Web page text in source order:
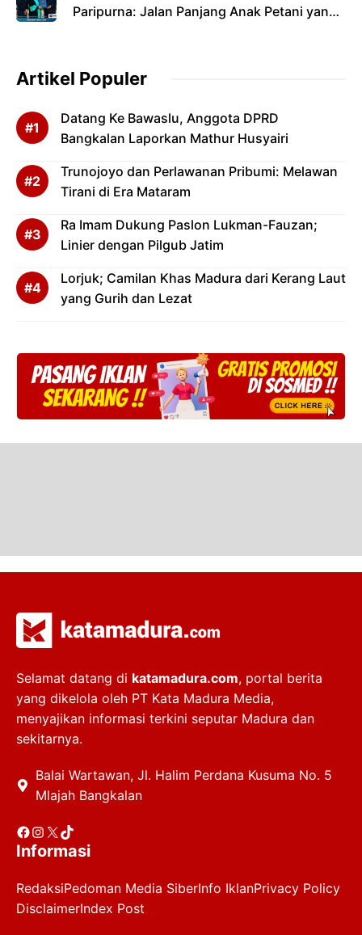
Paripurna: Jalan Panjang Anak Petani yang
Artikel Populer
Datang Ke Bawaslu, Anggota DPRD
Bangkalan Laporkan Mathur Husyairi
Trunojoyo dan Perlawanan Pribumi: Melawan
Tirani di Era Mataram
Ra Imam Dukung Paslon Lukman-Fauzan;
Linier dengan Pilgub Jatim
Lorjuk; Camilan Khas Madura dari Kerang Laut
yang Gurih dan Lezat
Selamat datang di katamadura.com, portal berita
yang dikelola oleh PT Kata Madura Media,
menyajikan informasi terkini seputar Madura dan
sekitarnya.
Balai Wartawan, Jl. Halim Perdana Kusuma No. 5
Mlajah Bangkalan
Facebook
Instagram
X TikTok
Informasi
RedaksiPedoman Media SiberInfo IklanPrivacy Policy
DisclaimerIndex Post